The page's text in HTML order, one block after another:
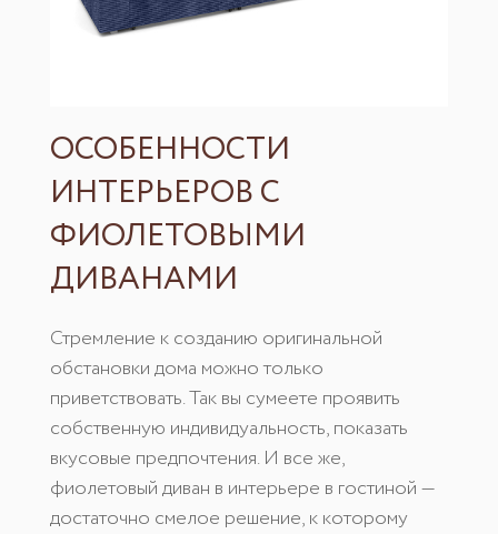
ОСОБЕННОСТИ
ИНТЕРЬЕРОВ С
ФИОЛЕТОВЫМИ
ДИВАНАМИ
Стремление к созданию оригинальной
обстановки дома можно только
приветствовать. Так вы сумеете проявить
собственную индивидуальность, показать
вкусовые предпочтения. И все же,
фиолетовый диван в интерьере в гостиной —
достаточно смелое решение, к которому